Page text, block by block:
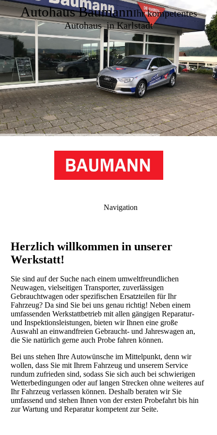
Autohaus BaumannIhr kompetentes
Autohaus in Karlstadt
Navigation
Herzlich willkommen in unserer
Werkstatt!
Sie sind auf der Suche nach einem umweltfreundlichen
Neuwagen, vielseitigen Transporter, zuverlässigen
Gebrauchtwagen oder spezifischen Ersatzteilen für Ihr
Fahrzeug? Da sind Sie bei uns genau richtig! Neben einem
umfassenden Werkstattbetrieb mit allen gängigen Reparatur-
und Inspektionsleistungen, bieten wir Ihnen eine große
Auswahl an einwandfreien Gebraucht- und Jahreswagen an,
die Sie natürlich gerne auch Probe fahren können.
Bei uns stehen Ihre Autowünsche im Mittelpunkt, denn wir
wollen, dass Sie mit Ihrem Fahrzeug und unserem Service
rundum zufrieden sind, sodass Sie sich auch bei schwierigen
Wetterbedingungen oder auf langen Strecken ohne weiteres auf
Ihr Fahrzeug verlassen können. Deshalb beraten wir Sie
umfassend und stehen Ihnen von der ersten Probefahrt bis hin
zur Wartung und Reparatur kompetent zur Seite.